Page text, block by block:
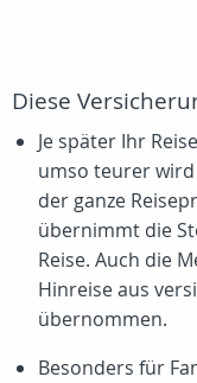
Diese
Je später Ihr
umso teurer wird
der ganze
übernimmt die
Reise. Auch die
Hinreise aus
übernommen.
Besonders für